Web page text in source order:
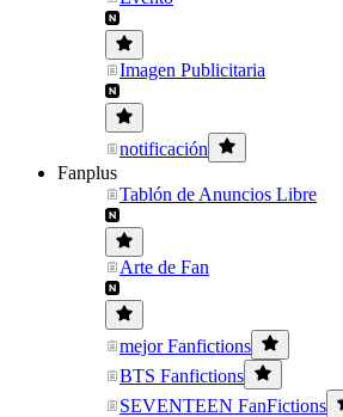
Imagen Publicitaria
notificación
Fanplus
Tablón de Anuncios Libre
Arte de Fan
mejor Fanfictions
BTS Fanfictions
SEVENTEEN FanFictions